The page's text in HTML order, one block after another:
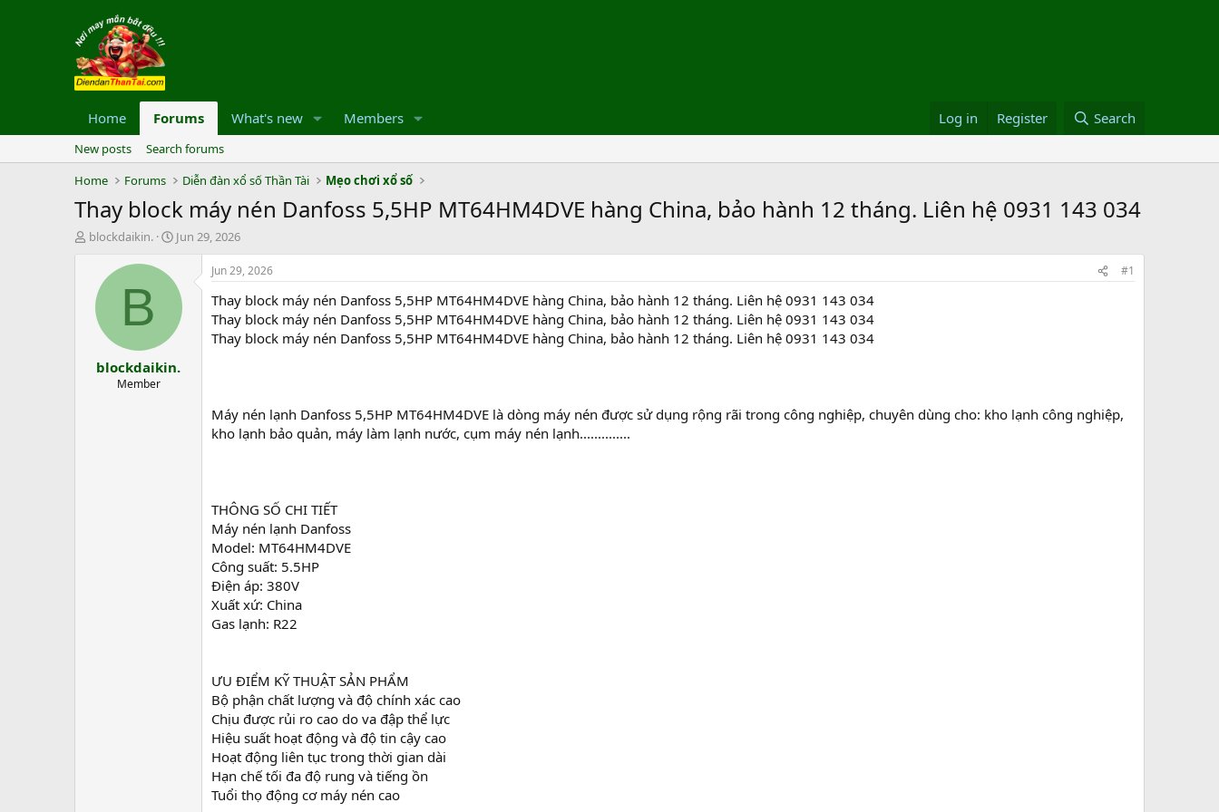
Home Forums What's new Members Log in Register Search
New posts
Search forums
Home
Forums Diễn đàn xổ số Thần Tài Mẹo chơi xổ số
Thay block máy nén Danfoss 5,5HP MT64HM4DVE hàng China, bảo hành 12 tháng. Liên hệ 0931 143 034
T
blockdaikin.
S
r
d
a
e
Jun 29, 2026
B
blockdaikin.
Member
Jun 29, 2026 #1
Thay block máy nén Danfoss 5,5HP MT64HM4DVE hàng China, bảo hành 12 tháng. Liên hệ 0931 143 034
Thay block máy nén Danfoss 5,5HP MT64HM4DVE hàng China, bảo hành 12 tháng. Liên hệ 0931 143 034
Thay block máy nén Danfoss 5,5HP MT64HM4DVE hàng China, bảo hành 12 tháng. Liên hệ 0931 143 034
Máy nén lạnh Danfoss 5,5HP MT64HM4DVE là dòng máy nén được sử dụng rộng rãi trong công nghiệp, chuyên dùng cho: kho lạnh công nghiệp,
kho lạnh bảo quản, máy làm lạnh nước, cụm máy nén lạnh..............
THÔNG SỐ CHI TIẾT
Máy nén lạnh Danfoss
Model: MT64HM4DVE
Công suất: 5.5HP
Điện áp: 380V
Xuất xứ: China
Gas lạnh: R22
ƯU ĐIỂM KỸ THUẬT SẢN PHẨM
Bộ phận chất lượng và độ chính xác cao
Chịu được rủi ro cao do va đập thể lực
Hiệu suất hoạt động và độ tin cậy cao
Hoạt động liên tục trong thời gian dài
Hạn chế tối đa độ rung và tiếng ồn
Tuổi thọ động cơ máy nén cao